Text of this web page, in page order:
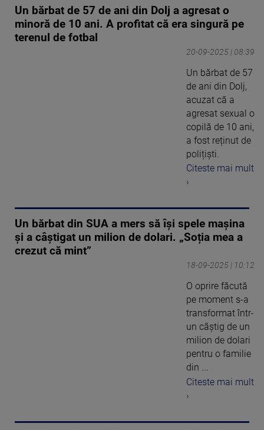
Un bărbat de 57 de ani din Dolj a agresat o
minoră de 10 ani. A profitat că era singură pe
terenul de fotbal
20-09-2025 | 08:39
Un bărbat de 57
de ani din Dolj,
acuzat că a
agresat sexual o
copilă de 10 ani,
a fost reținut de
polițiști.
Citeste mai mult
›
Un bărbat din SUA a mers să își spele mașina
și a câștigat un milion de dolari. „Soția mea a
crezut că mint”
18-09-2025 | 10:12
O oprire făcută
pe moment s-a
transformat într-
un câștig de un
milion de dolari
pentru o familie
din ...
Citeste mai mult
›